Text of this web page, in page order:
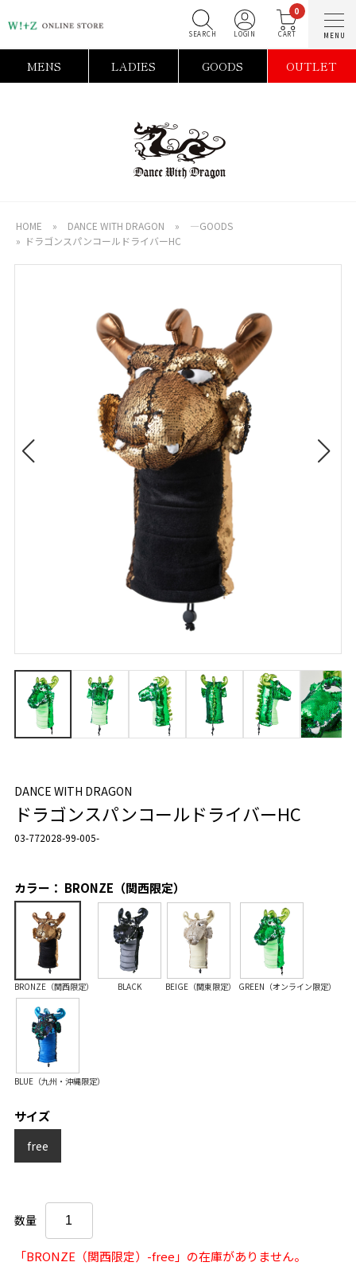
0
MENS LADIES GOODS OUTLET
HOME » DANCE WITH DRAGON »
―GOODS
» ドラゴンスパンコールドライバーHC
DANCE WITH DRAGON
ドラゴンスパンコールドライバーHC
03-772028-99-005-
カラー： BRONZE（関西限定）
BRONZE（関西限定） BLACK BEIGE（関東限定） GREEN（オンライン限定）
BLUE（九州・沖縄限定）
サイズ
free
数量
「BRONZE（関西限定）-free」の在庫がありません。